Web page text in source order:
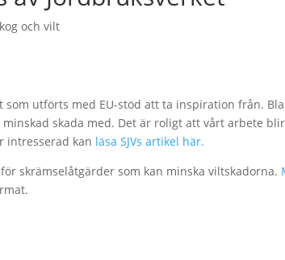
och vilt
utförts med EU-stöd att ta inspiration från.
skada med. Det är roligt att vårt arbete blir
intresserad kan läsa SJVs artikel här.
skrämselåtgärder som kan minska viltskadorna.